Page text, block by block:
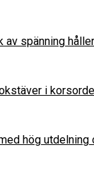
av spänning
i
hög utdelning